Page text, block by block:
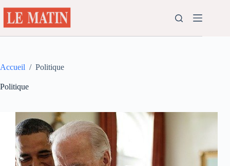
au
contenu
Accueil / Politique
Politique